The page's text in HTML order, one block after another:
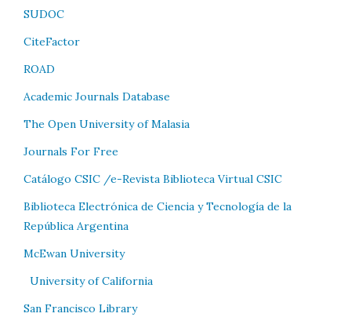
SUDOC
CiteFactor
ROAD
Academic Journals Database
The Open University of Malasia
Journals For Free
Catálogo CSIC /e-Revista Biblioteca Virtual CSIC
Biblioteca Electrónica de Ciencia y Tecnología de la
República Argentina
McEwan University
University of California
San Francisco Library